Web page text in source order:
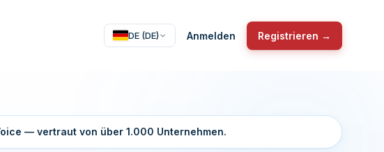
DE (DE) Anmelden Registrieren →
— vertraut von über 1.000 Unternehmen.